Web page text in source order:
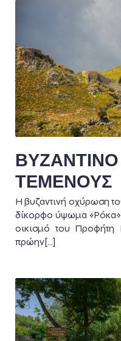
ΤΕΜΕΝΟΥΣ
Η βυζαντινή οχύρωση
δίκορφο ύψωμα
οικισμό του Προφήτη
πρώην[…]